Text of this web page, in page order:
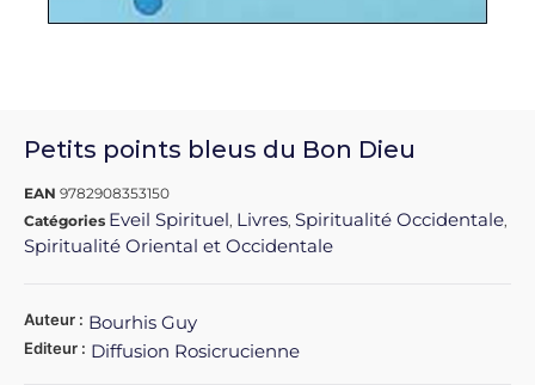
Petits points bleus du Bon Dieu
EAN 9782908353150
Catégories Eveil Spirituel, Livres, Spiritualité Occidentale,
Spiritualité Oriental et Occidentale
Auteur : Bourhis Guy
Editeur : Diffusion Rosicrucienne